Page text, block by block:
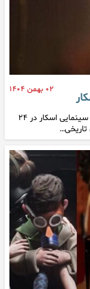
۰۲ بهمن ۱۴۰۴
فهرست نامزدهای نهایی نود و هشتمین دوره جوایز سینمایی اسکار در ۲۴
تاریخی…